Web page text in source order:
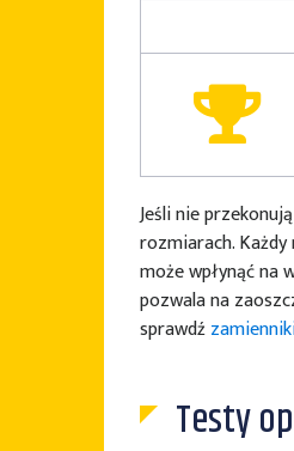
Jeśli nie
rozmiarach.
może wpłynąć na
pozwala na
sprawdź
Testy